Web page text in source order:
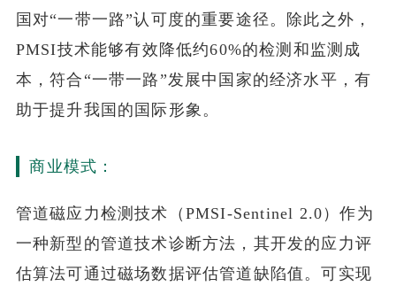
国对“一带一路”认可度的重要途径。除此之外，
PMSI技术能够有效降低约60%的检测和监测成
本，符合“一带一路”发展中国家的经济水平，有
助于提升我国的国际形象。
商业模式：
管道磁应力检测技术（PMSI-Sentinel 2.0）作为
一种新型的管道技术诊断方法，其开发的应力评
估算法可通过磁场数据评估管道缺陷值。可实现